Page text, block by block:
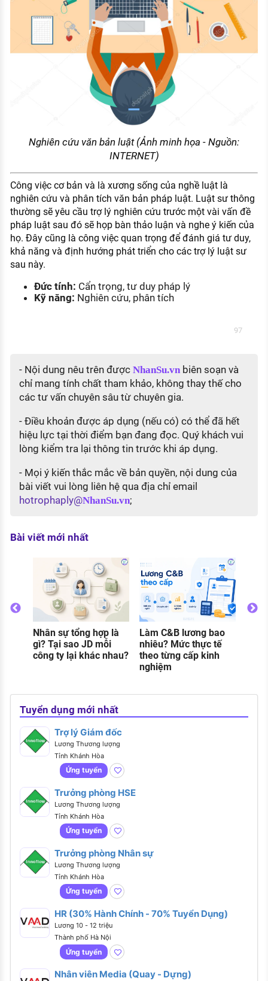
Nghiên cứu văn bản luật (Ảnh minh họa - Nguồn:
INTERNET)
Công việc cơ bản và là xương sống của nghề luật là
nghiên cứu và phân tích văn bản pháp luật. Luật sư thông
thường sẽ yêu cầu trợ lý nghiên cứu trước một vài vấn đề
pháp luật sau đó sẽ họp bàn thảo luận và nghe ý kiến của
họ. Đây cũng là công việc quan trọng để đánh giá tư duy,
khả năng và định hướng phát triển cho các trợ lý luật sư
sau này.
Đức tính: Cẩn trọng, tư duy pháp lý
Kỹ năng: Nghiên cứu, phân tích
97
- Nội dung nêu trên được NhanSu.vnbiên soạn và
chỉ mang tính chất tham khảo, không thay thế cho
các tư vấn chuyên sâu từ chuyên gia.
- Điều khoản được áp dụng (nếu có) có thể đã hết
hiệu lực tại thời điểm bạn đang đọc. Quý khách vui
lòng kiểm tra lại thông tin trước khi áp dụng.
- Mọi ý kiến thắc mắc về bản quyền, nội dung của
bài viết vui lòng liên hệ qua địa chỉ email
hotrophaply@NhanSu.vn;
Bài viết mới nhất
Nhân sự tổng hợp là
gì? Tại sao JD mỗi
công ty lại khác nhau?
Làm C&B lương bao
nhiêu? Mức thực tế
theo từng cấp kinh
nghiệm
Tuyển dụng mới nhất
Trợ lý Giám đốc
Lương Thương lượng
Tỉnh Khánh Hòa
Ứng tuyển
Trưởng phòng HSE
Lương Thương lượng
Tỉnh Khánh Hòa
Ứng tuyển
Trưởng phòng Nhân sự
Lương Thương lượng
Tỉnh Khánh Hòa
Ứng tuyển
HR (30% Hành Chính - 70% Tuyển Dụng)
Lương 10 - 12 triệu
Thành phố Hà Nội
Ứng tuyển
Nhân viên Media (Quay - Dựng)